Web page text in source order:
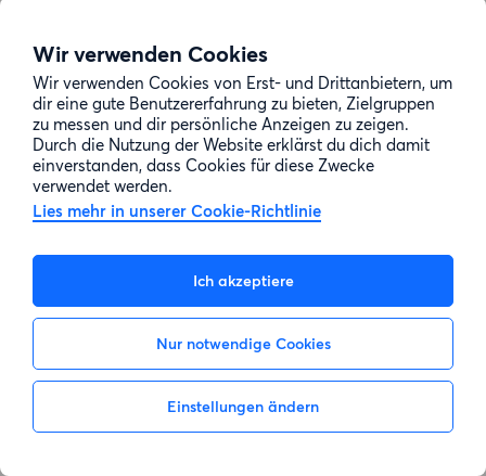
Wir verwenden Cookies
Wir verwenden Cookies von Erst- und Drittanbietern, um
dir eine gute Benutzererfahrung zu bieten, Zielgruppen
zu messen und dir persönliche Anzeigen zu zeigen.
Durch die Nutzung der Website erklärst du dich damit
einverstanden, dass Cookies für diese Zwecke
verwendet werden.
Lies mehr in unserer Cookie-Richtlinie
Ich akzeptiere
Nur notwendige Cookies
Einstellungen ändern
Zur Suche gehen